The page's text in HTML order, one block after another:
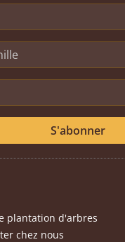
S'abonner
plantation d'arbres
chez nous